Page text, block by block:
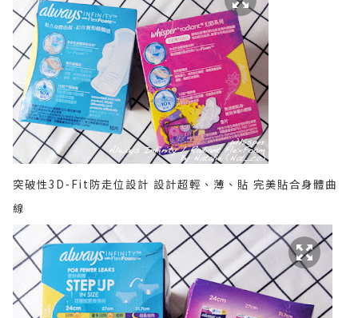
突破性3D-Fit防走位設計 設計超輕、薄、貼 完美貼合身體曲
線